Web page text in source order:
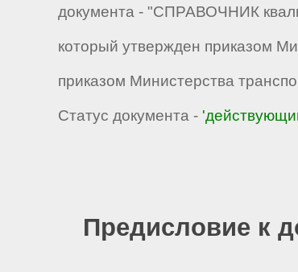
документа - "СПРАВОЧНИК
который утвержден приказом
приказом Министерства
Статус документа -
Предисловие к